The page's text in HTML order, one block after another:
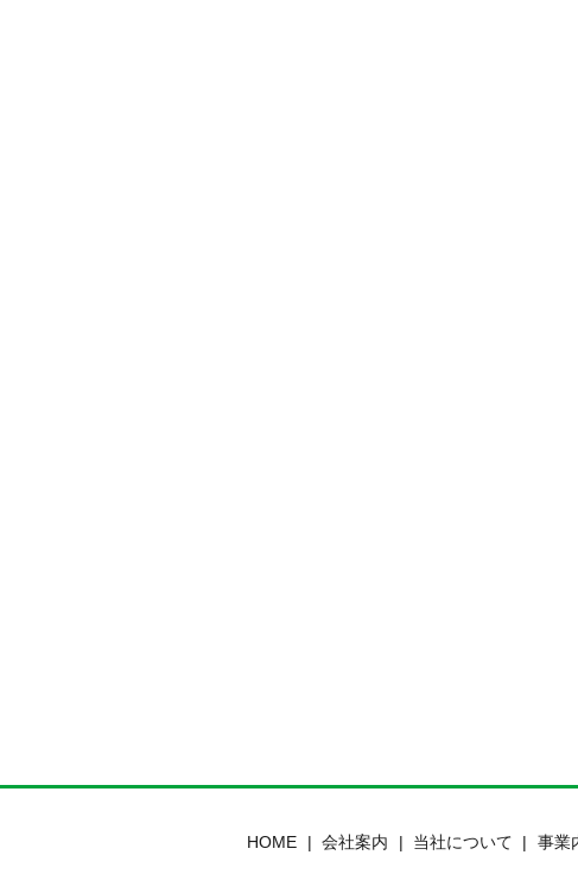
HOME 会社案内 当社について 事業